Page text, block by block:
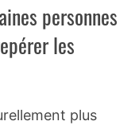
personnes
les
plus